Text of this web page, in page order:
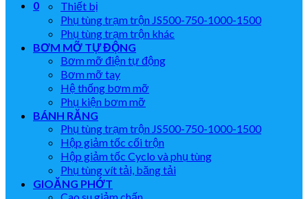
0
Thiết bị
Phụ tùng trạm trộn JS500-750-1000-1500
Phụ tùng trạm trộn khác
BƠM MỠ TỰ ĐỘNG
Bơm mỡ điện tự động
Bơm mỡ tay
Hệ thống bơm mỡ
Phụ kiện bơm mỡ
BÁNH RĂNG
Phụ tùng trạm trộn JS500-750-1000-1500
Hộp giảm tốc cối trộn
Hộp giảm tốc Cyclo và phụ tùng
Phụ tùng vít tải, băng tải
GIOĂNG PHỚT